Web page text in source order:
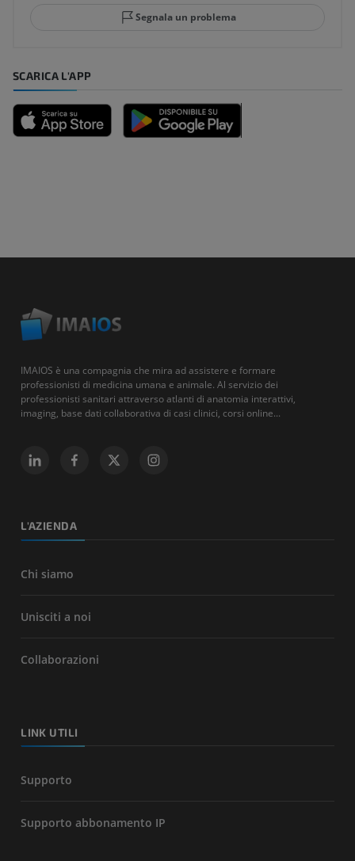
Segnala un problema
SCARICA L'APP
IMAIOS è una compagnia che mira ad assistere e formare
professionisti di medicina umana e animale. Al servizio dei
professionisti sanitari attraverso atlanti di anatomia interattivi,
imaging, base dati collaborativa di casi clinici, corsi online...
L'AZIENDA
Chi siamo
Unisciti a noi
Collaborazioni
LINK UTILI
Supporto
Supporto abbonamento IP